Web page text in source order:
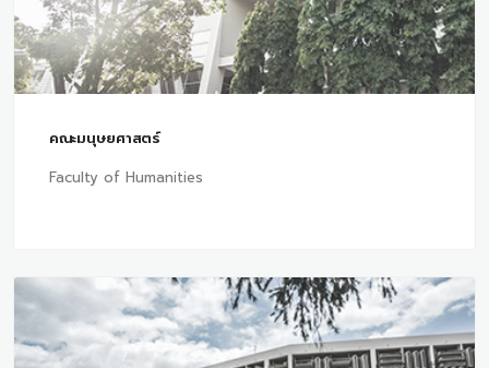
คณะมนุษยศาสตร์
Faculty of Humanities